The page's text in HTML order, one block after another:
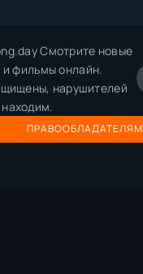
Смотрите новые
фильмы онлайн.
нарушителей
находим.
ПРАВООБЛАДАТЕЛЯМ